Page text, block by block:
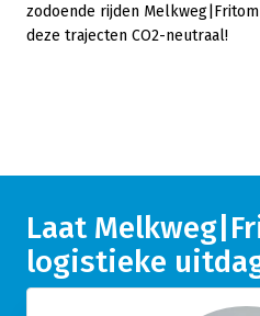
zodoende rijden
deze trajecten CO2-neutraal!
Laat
logistieke